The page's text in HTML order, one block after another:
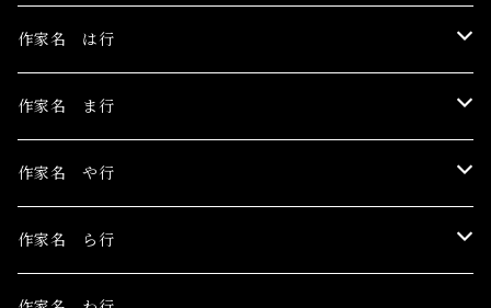
安藤朱里
石橋J
川村千紘
北和晃
こみや梢子
菅野まり子
白野有
鳥居椿
チェリー木下
丁子紅子
田中アユミ
Toru Nogawa
中島華映
長瀬萬純
作家名 は行
日香里
ピエロピヨ子
細川成美
作家名 ま行
まちゅまゆ
目黒ミロ
作家名 や行
山城有未
作家名 ら行